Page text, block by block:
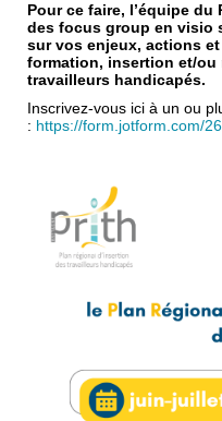
Pour ce faire, l’équipe du
des focus group en visio
sur vos enjeux, actions
formation, insertion et/ou
travailleurs handicapés.
Inscrivez-vous ici à un ou
: https://form.jotform.com/